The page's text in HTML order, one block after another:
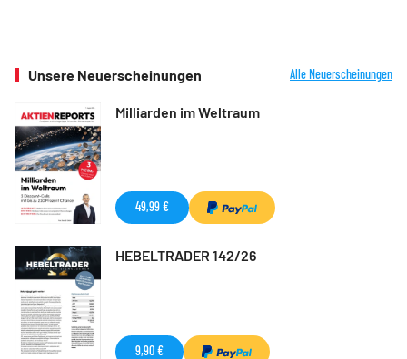
Unsere Neuerscheinungen Alle Neuerscheinungen
Milliarden im Weltraum
49,99 €
HEBELTRADER 142/26
9,90 €